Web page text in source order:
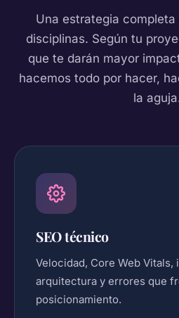
Una estrategia
disciplinas. Según tu
que te darán mayor
hacemos todo por hacer,
la
SEO técnico
Velocidad, Core Web Vitals,
arquitectura y errores que
posicionamiento.